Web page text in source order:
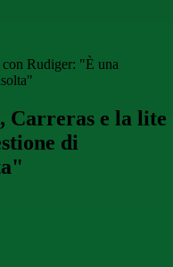
Rudiger: "È una
Carreras e la lite
di